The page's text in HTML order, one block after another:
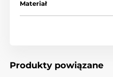
Materiał
Produkty powiązane